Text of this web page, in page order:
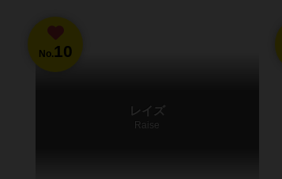
No. 10
レイズ
Raise